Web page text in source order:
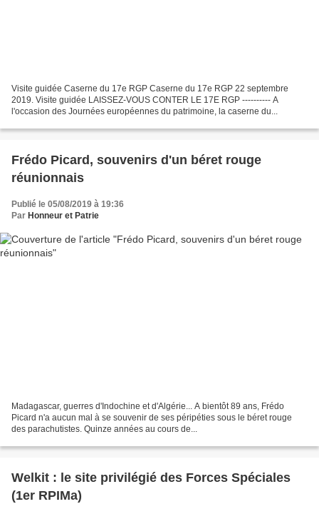
Visite guidée Caserne du 17e RGP Caserne du 17e RGP 22 septembre
2019. Visite guidée LAISSEZ-VOUS CONTER LE 17E RGP ---------- A
l'occasion des Journées européennes du patrimoine, la caserne du...
Frédo Picard, souvenirs d'un béret rouge
réunionnais
Publié le 05/08/2019 à 19:36
Par Honneur et Patrie
Madagascar, guerres d'Indochine et d'Algérie... A bientôt 89 ans, Frédo
Picard n'a aucun mal à se souvenir de ses péripéties sous le béret rouge
des parachutistes. Quinze années au cours de...
Welkit : le site privilégié des Forces Spéciales
(1er RPIMa)